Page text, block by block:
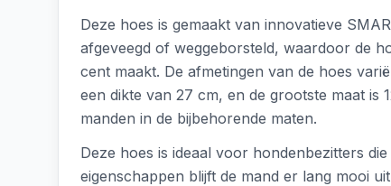
Deze hoes is gemaakt van innovatieve
afgeveegd of weggeborsteld, waardoor de
cent maakt. De afmetingen van de hoes
een dikte van 27 cm, en de grootste maat
manden in de bijbehorende maten.
Deze hoes is ideaal voor hondenbezitters
eigenschappen blijft de mand er lang mooi